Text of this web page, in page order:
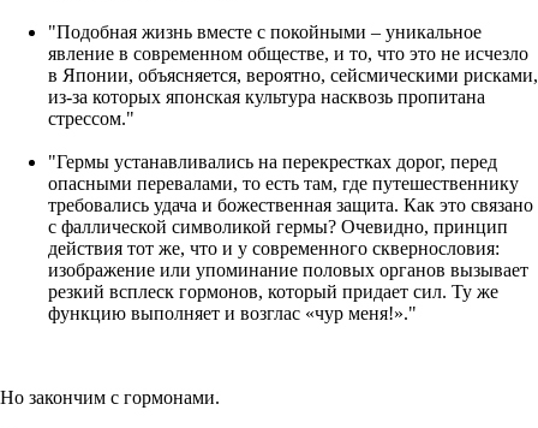
"Подобная жизнь вместе с покойными – уникальное
явление в современном обществе, и то, что это не исчезло
в Японии, объясняется, вероятно, сейсмическими рисками,
из-за которых японская культура насквозь пропитана
стрессом."
"Гермы устанавливались на перекрестках дорог, перед
опасными перевалами, то есть там, где путешественнику
требовались удача и божественная защита. Как это связано
с фаллической символикой гермы? Очевидно, принцип
действия тот же, что и у современного сквернословия:
изображение или упоминание половых органов вызывает
резкий всплеск гормонов, который придает сил. Ту же
функцию выполняет и возглас «чур меня!»."
Но закончим с гормонами.